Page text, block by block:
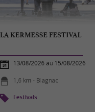
LA KERMESSE FESTIVAL
13/08/2026 au 15/08/2026
1,6 km - Blagnac
Festivals